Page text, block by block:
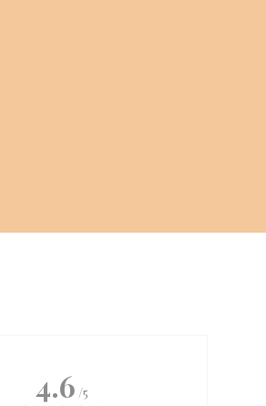
4.6 /5